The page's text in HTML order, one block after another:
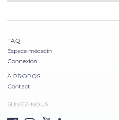
FAQ
Espace médecin
Connexion
À PROPOS
Contact
SUIVEZ-NOUS :